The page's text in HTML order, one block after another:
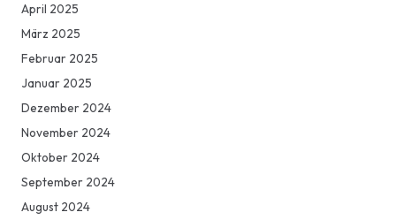
April 2025
März 2025
Februar 2025
Januar 2025
Dezember 2024
November 2024
Oktober 2024
September 2024
August 2024